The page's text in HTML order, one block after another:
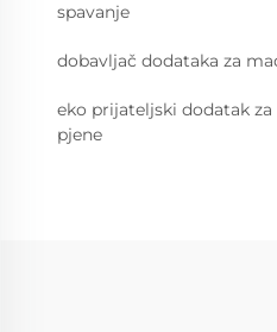
spavanje
dobavljač dodataka za
eko prijateljski dodatak
pjene